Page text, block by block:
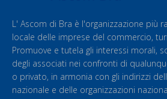
L' Ascom di Bra è l'organizzazione più
locale delle imprese del commercio,
Promuove e tutela gli interessi morali,
degli associati nei confronti di
o privato, in armonia con gli indirizzi
nazionale e delle organizzazioni